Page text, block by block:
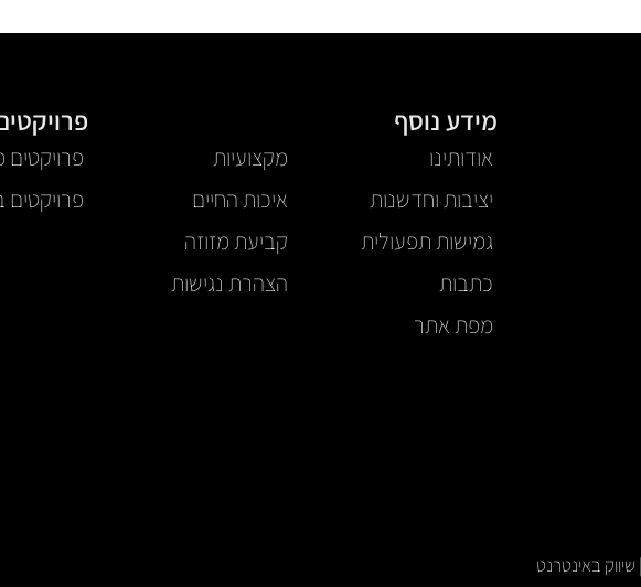
מידע נוסף
אודותינו
מקצועיות
יציבות וחדשנות
איכות החיים
גמישות תפעולית
קביעת מזוזה
כתבות
הצהרת נגישות
מפת אתר
פרויקטים
| שיווק באינטרנט